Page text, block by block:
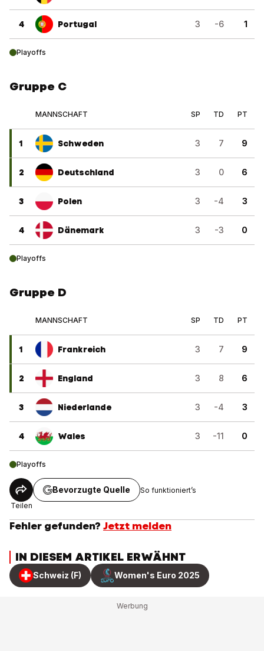
4 Portugal 3 -6 1
Playoffs
Gruppe C
MANNSCHAFT SP TD PT
1 Schweden 3 7 9
2 Deutschland 3 0 6
3 Polen 3 -4 3
4 Dänemark 3 -3 0
Playoffs
Gruppe D
MANNSCHAFT SP TD PT
1 Frankreich 3 7 9
2 England 3 8 6
3 Niederlande 3 -4 3
4 Wales 3 -11 0
Playoffs
Teilen
Bevorzugte Quelle So funktioniert’s
Fehler gefunden? Jetzt melden
IN DIESEM ARTIKEL ERWÄHNT
Schweiz (F) Women's Euro 2025